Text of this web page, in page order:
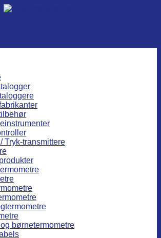
Tryk-transmittere
børnetermometre